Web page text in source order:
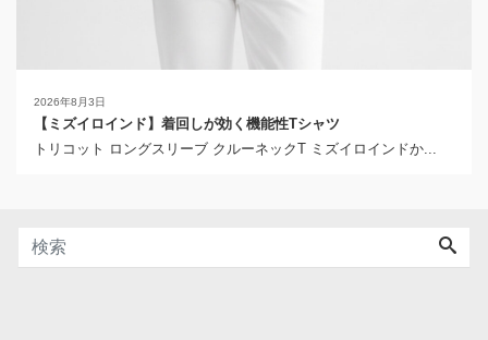
2026年8月3日
【ミズイロインド】着回しが効く機能性Tシャツ
トリコット ロングスリーブ クルーネックT ミズイロインドか...